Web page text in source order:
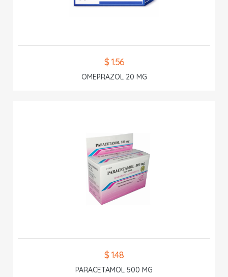
$ 1.56
OMEPRAZOL 20 MG
$ 1.48
PARACETAMOL 500 MG